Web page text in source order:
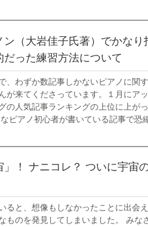
ください。信じられない場所に人が
方の岩が「プレーケ...
ン（大岩佳子氏著）でかなり
だった練習方法について
、わずか数記事しかないピアノに関
が来てくださっています。１月にア
の人気記事ランキングの上位に上が
ピアノ初心者が書いている記事で恐
で、これからもときどき書いていこ
独学に関する話題で、「おとなの...
」！ ナニコレ？ ついに宇宙
ると、想像もしなかったことに出会
ものを発見してしまいました。 みな